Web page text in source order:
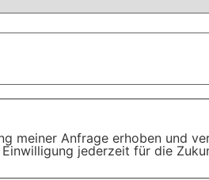
meiner Anfrage erhoben und
jederzeit für die